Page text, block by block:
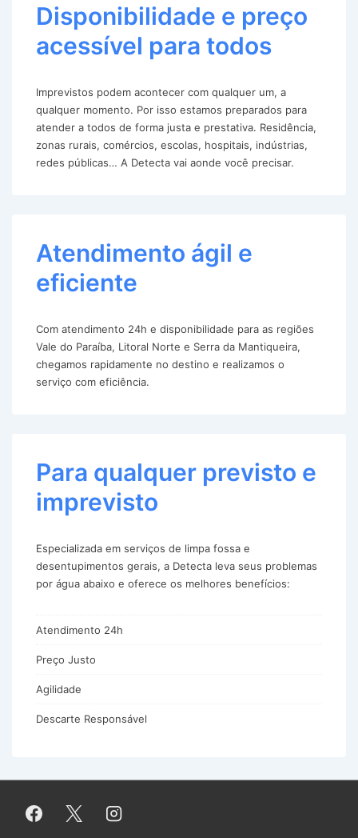
Disponibilidade e preço
acessível para todos
Imprevistos podem acontecer com qualquer um, a
qualquer momento. Por isso estamos preparados para
atender a todos de forma justa e prestativa. Residência,
zonas rurais, comércios, escolas, hospitais, indústrias,
redes públicas… A Detecta vai aonde você precisar.
Atendimento ágil e
eficiente
Com atendimento 24h e disponibilidade para as regiões
Vale do Paraíba, Litoral Norte e Serra da Mantiqueira,
chegamos rapidamente no destino e realizamos o
serviço com eficiência.
Para qualquer previsto e
imprevisto
Especializada em serviços de limpa fossa e
desentupimentos gerais, a Detecta leva seus problemas
por água abaixo e oferece os melhores benefícios:
Atendimento 24h
Preço Justo
Agilidade
Descarte Responsável